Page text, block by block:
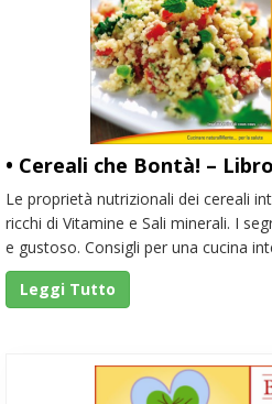
• Cereali che Bontà! – Libro
Le proprietà nutrizionali dei cereali
ricchi di Vitamine e Sali minerali. I
e gustoso. Consigli per una cucina
Leggi Tutto
Barra